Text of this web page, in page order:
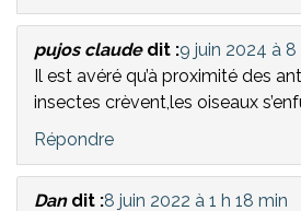
pujos claude dit :9 juin 2024 à 8
Il est avéré qu’à proximité des
insectes crèvent,les oiseaux
Répondre
Dan dit :8 juin 2022 à 1 h 18 min